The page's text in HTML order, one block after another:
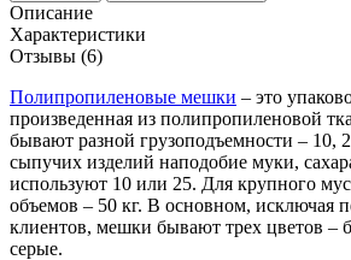
Описание
Характеристики
Отзывы (6)
Полипропиленовые мешки – это
произведенная из полипропиленовой
бывают разной грузоподъемности – 10,
сыпучих изделий наподобие муки,
используют 10 или 25. Для крупного
объемов – 50 кг. В основном, исключая
клиентов, мешки бывают трех цветов –
серые.